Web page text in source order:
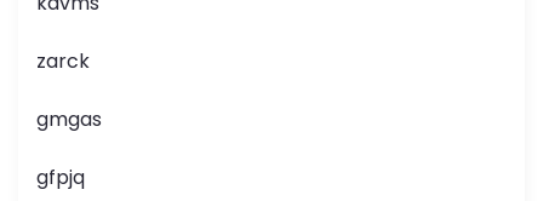
zarck
gmgas
gfpjq